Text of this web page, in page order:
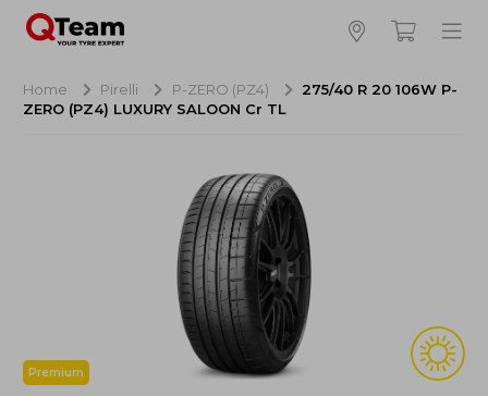
Hoeveel banden wilt u bestellen?
Totaal inclusief BTW:
Bestellen
Annuleren
Home Pirelli P-ZERO (PZ4)
275/40 R 20 106W P-
ZERO (PZ4) LUXURY SALOON Cr TL
Premium